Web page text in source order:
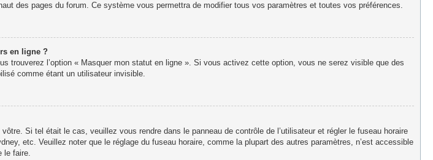
des pages du forum. Ce système vous permettra de modifier tous vos paramètres et toutes vos préférences.
en ligne ?
trouverez l’option « Masquer mon statut en ligne ». Si vous activez cette option, vous ne serez visible que des
comme étant un utilisateur invisible.
Si tel était le cas, veuillez vous rendre dans le panneau de contrôle de l’utilisateur et régler le fuseau horaire
etc. Veuillez noter que le réglage du fuseau horaire, comme la plupart des autres paramètres, n’est accessible
le faire.